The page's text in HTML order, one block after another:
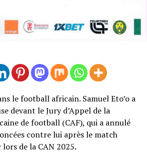
le football africain. Samuel Eto’o a
devant le Jury d’Appel de la
de football (CAF), qui a annulé
contre lui après le match
de la CAN 2025.